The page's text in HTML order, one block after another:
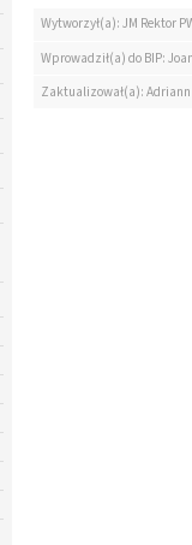
Wytworzył(a): JM Rektor
Wprowadził(a) do BIP:
Zaktualizował(a):